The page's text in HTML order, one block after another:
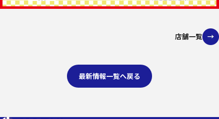
店舗一覧
最新情報一覧へ戻る